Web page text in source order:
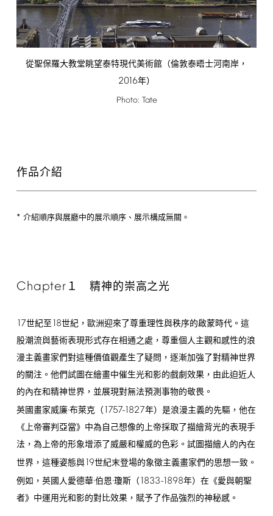
從聖保羅大教堂眺望泰特現代美術館（倫敦泰晤士河南岸，
2016年）
Photo: Tate
作品介紹
* 介紹順序與展廳中的展示順序、展示構成無關。
Chapter １ 精神的崇高之光
17世紀至18世紀，歐洲迎來了尊重理性與秩序的啟蒙時代。這
股潮流與藝術表現形式存在相通之處，尊重個人主觀和感性的浪
漫主義畫家們對這種價值觀產生了疑問，逐漸加強了對精神世界
的關注。他們試圖在繪畫中催生光和影的戲劇效果，由此迫近人
的內在和精神世界，並展現對無法預測事物的敬畏。
英國畫家威廉·布萊克（ 1757-1827年）是浪漫主義的先驅，他在
《上帝審判亞當》中為自己想像的上帝採取了描繪背光的表現手
法，為上帝的形象增添了威嚴和權威的色彩。試圖描繪人的內在
世界，這種姿態與19世紀末登場的象徵主義畫家們的思想一致。
例如，英國人愛德華·伯恩·瓊斯（ 1833-1898年）在《愛與朝聖
者》中運用光和影的對比效果，賦予了作品強烈的神秘感。